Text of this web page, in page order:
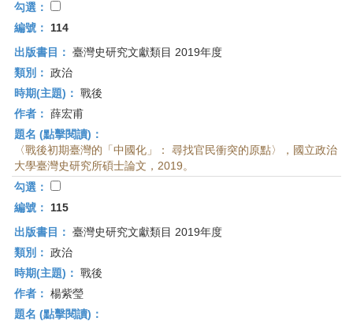
勾選：
編號：
114
出版書目： 臺灣史研究文獻類目 2019年度
類別： 政治
時期(主題)： 戰後
作者： 薛宏甫
題名 (點擊閱讀)：
〈戰後初期臺灣的「中國化」： 尋找官民衝突的原點〉，國立政治
大學臺灣史研究所碩士論文，2019。
勾選：
編號：
115
出版書目： 臺灣史研究文獻類目 2019年度
類別： 政治
時期(主題)： 戰後
作者： 楊紫瑩
題名 (點擊閱讀)：